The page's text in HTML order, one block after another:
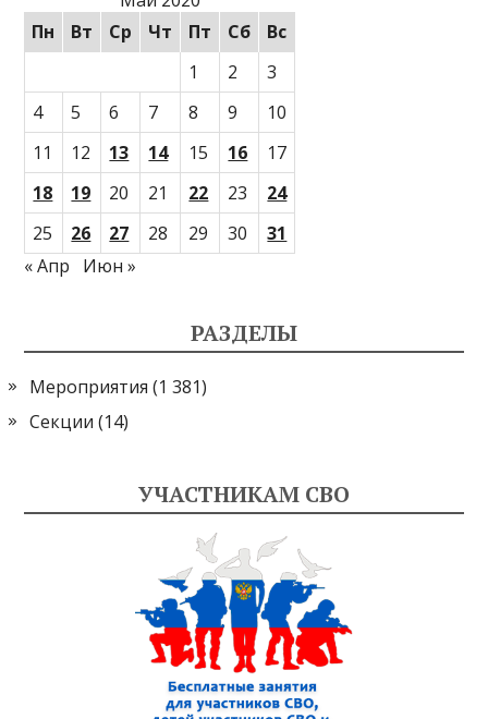
Пн
Вт Ср Чт Пт Сб
Вс
1
2
3
4
5 6 7 8 9
10
11
12 13 14 15 16
17
18
19 20 21 22 23
24
25
26 27 28 29 30
31
« Апр
Июн »
РАЗДЕЛЫ
Мероприятия (1 381)
Секции (14)
УЧАСТНИКАМ СВО